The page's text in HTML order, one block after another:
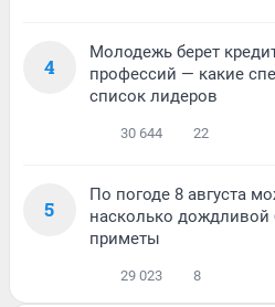
4
Молодежь берет
профессий — какие
список лидеров
30 644 22
5
По погоде 8 августа
насколько
приметы
29 023 8